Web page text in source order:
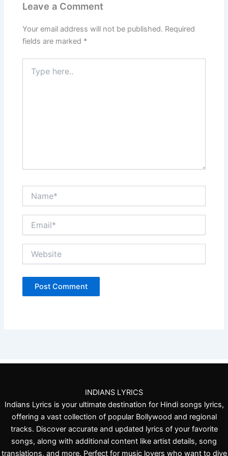
k
Leave a Comment
Your email address will not be published. Required
fields are marked *
here..
INDIANS LYRICS
Indians Lyrics is your ultimate destination for Hindi songs lyrics,
offering a vast collection of popular Bollywood and regional
tracks. Discover accurate and updated lyrics of your favorite
songs, along with additional content like artist details, song
translations, and more. Perfect for music lovers who want to dive